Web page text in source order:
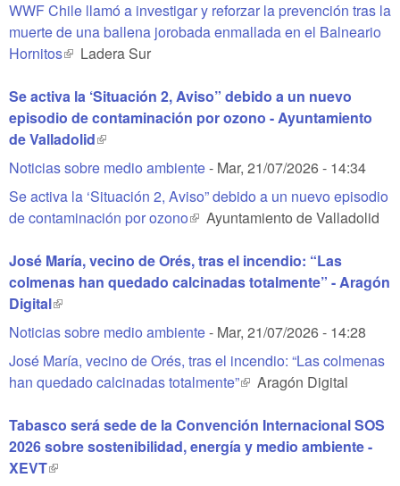
WWF Chile llamó a investigar y reforzar la prevención tras la
muerte de una ballena jorobada enmallada en el Balneario
Hornitos(link is external)
Ladera Sur
Se activa la ‘Situación 2, Aviso” debido a un nuevo
episodio de contaminación por ozono - Ayuntamiento
de Valladolid(link is external)
Noticias sobre medio ambiente- Mar, 21/07/2026 - 14:34
Se activa la ‘Situación 2, Aviso” debido a un nuevo episodio
de contaminación por ozono(link is external)
Ayuntamiento de Valladolid
José María, vecino de Orés, tras el incendio: “Las
colmenas han quedado calcinadas totalmente” - Aragón
Digital(link is external)
Noticias sobre medio ambiente- Mar, 21/07/2026 - 14:28
José María, vecino de Orés, tras el incendio: “Las colmenas
han quedado calcinadas totalmente”(link is external)
Aragón Digital
Tabasco será sede de la Convención Internacional SOS
2026 sobre sostenibilidad, energía y medio ambiente -
XEVT(link is external)